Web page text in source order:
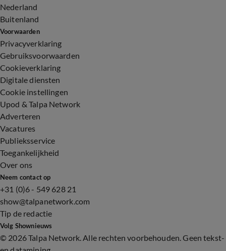
Nederland
Buitenland
Voorwaarden
Privacyverklaring
Gebruiksvoorwaarden
Cookieverklaring
Digitale diensten
Cookie instellingen
Upod & Talpa Network
Adverteren
Vacatures
Publieksservice
Toegankelijkheid
Over ons
Neem contact op
+31 (0)6 - 549 628 21
show@talpanetwork.com
Tip de redactie
Volg Shownieuws
© 2026 Talpa Network. Alle rechten voorbehouden. Geen tekst-